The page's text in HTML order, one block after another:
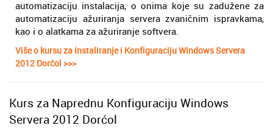
automatizaciju instalacija, o onima koje su zadužene za
automatizaciju ažuriranja servera zvaničnim ispravkama,
kao i o alatkama za ažuriranje softvera.
Više o kursu za Instaliranje i Konfiguraciju Windows Servera
2012 Dorćol >>>
Kurs za Naprednu Konfiguraciju Windows
Servera 2012 Dorćol